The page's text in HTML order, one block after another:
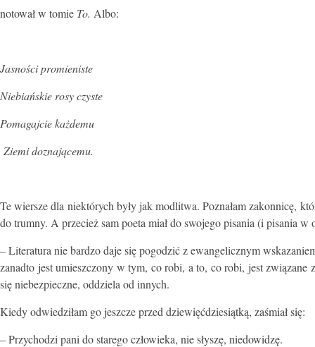
notował w tomie To. Albo:
Jasności promieniste
Niebiańskie rosy czyste
Pomagajcie każdemu
Ziemi doznającemu.
Te wiersze dla niektórych były jak modlitwa. Poznałam zakonnicę,
do trumny. A przecież sam poeta miał do swojego pisania (i pisania w
– Literatura nie bardzo daje się pogodzić z ewangelicznym
zanadto jest umieszczony w tym, co robi, a to, co robi, jest związane
się niebezpieczne, oddziela od innych.
Kiedy odwiedziłam go jeszcze przed dziewięćdziesiątką, zaśmiał się:
– Przychodzi pani do starego człowieka, nie słyszę, niedowidzę.